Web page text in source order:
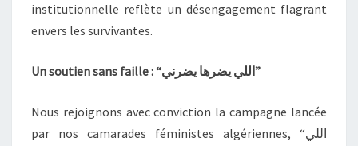
institutionnelle reflète un désengagement flagrant
envers les survivantes.
Un soutien sans faille : “ اللي يضرها يضرني ”
Nous rejoignons avec conviction la campagne lancée
par nos camarades féministes algériennes, “اللي